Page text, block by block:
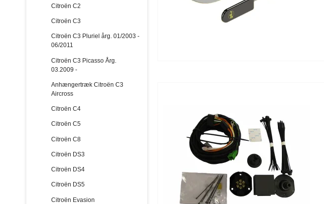
Citroën C2
Citroën C3
Citroën C3 Pluriel årg. 01/2003 -
06/2011
Citroën C3 Picasso Årg.
03.2009 -
Anhængertræk Citroën C3
Aircross
Citroën C4
Citroën C5
Citroën C8
Citroën DS3
Citroën DS4
Citroën DS5
Citroën Evasion